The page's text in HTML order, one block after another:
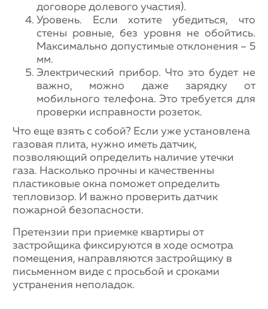
договоре долевого участия).
Уровень. Если хотите убедиться, что
стены ровные, без уровня не обойтись.
Максимально допустимые отклонения – 5
мм.
Электрический прибор. Что это будет не
важно, можно даже зарядку от
мобильного телефона. Это требуется для
проверки исправности розеток.
Что еще взять с собой? Если уже установлена
газовая плита, нужно иметь датчик,
позволяющий определить наличие утечки
газа. Насколько прочны и качественны
пластиковые окна поможет определить
тепловизор. И важно проверить датчик
пожарной безопасности.
Претензии при приемке квартиры от
застройщика фиксируются в ходе осмотра
помещения, направляются застройщику в
письменном виде с просьбой и сроками
устранения неполадок.